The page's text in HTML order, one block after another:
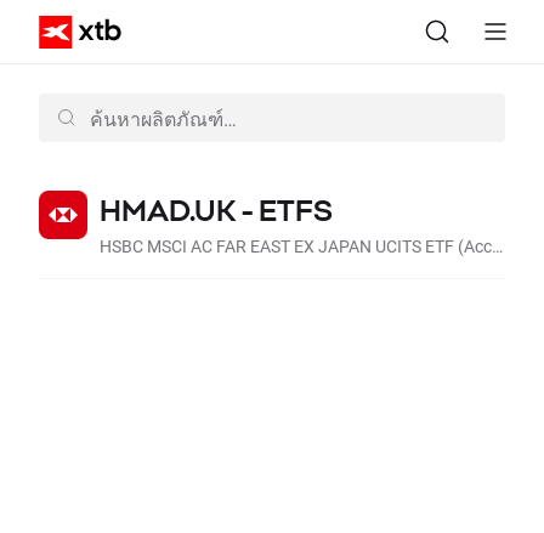
HMAD.UK - ETFS
HSBC MSCI AC FAR EAST EX JAPAN UCITS ETF (Acc USD)